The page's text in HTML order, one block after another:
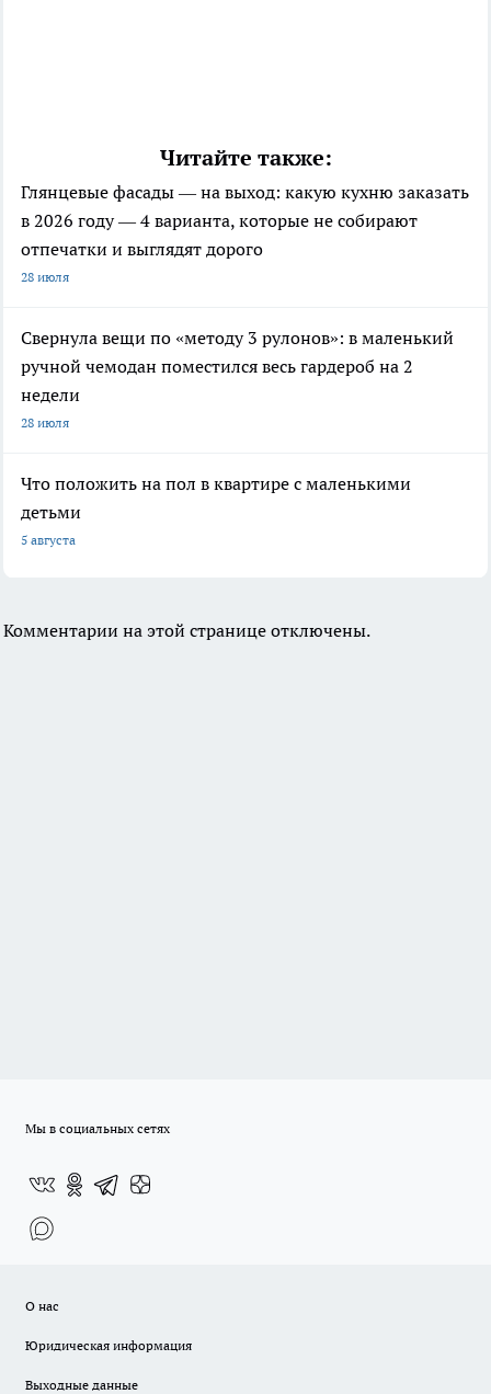
Читайте также:
Глянцевые фасады — на выход: какую кухню заказать
в 2026 году — 4 варианта, которые не собирают
отпечатки и выглядят дорого
28 июля
Свернула вещи по «методу 3 рулонов»: в маленький
ручной чемодан поместился весь гардероб на 2
недели
28 июля
Что положить на пол в квартире с маленькими
детьми
5 августа
Комментарии на этой странице отключены.
Мы в социальных сетях
О нас
Юридическая информация
Выходные данные